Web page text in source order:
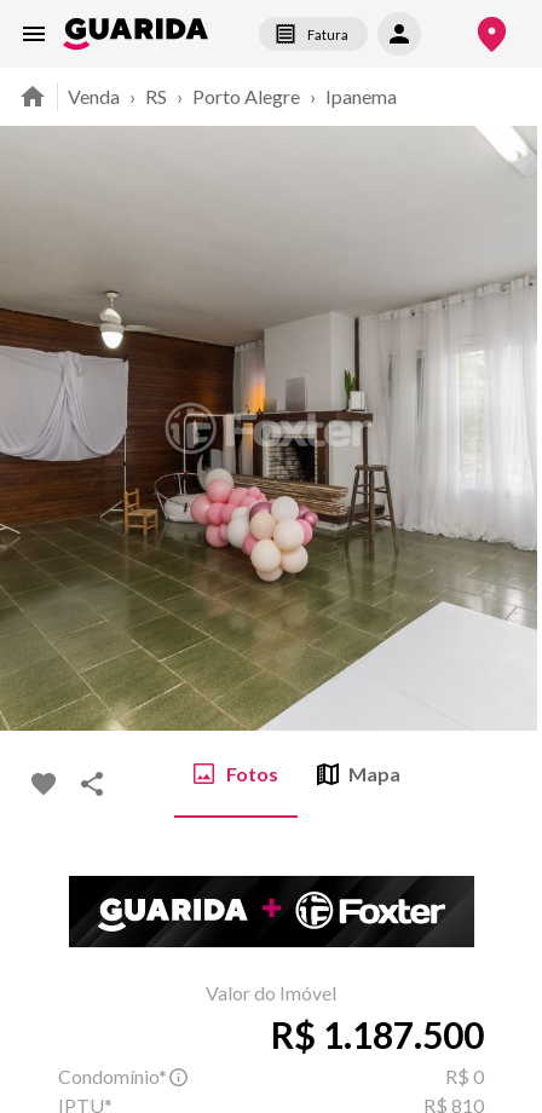
Fatura
Venda › RS › Porto Alegre › Ipanema
Fotos Mapa
Valor do Imóvel
R$ 1.187.500
Condomínio*
R$ 0
IPTU*
R$ 810